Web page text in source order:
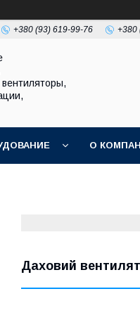
+380 (93) 619-99-76 +380
О
Даховий